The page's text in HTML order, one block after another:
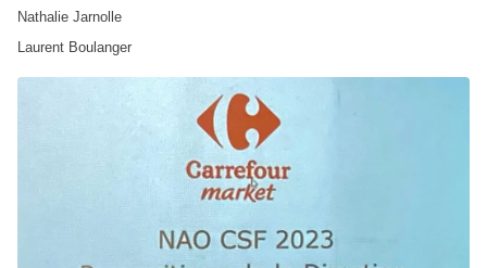
Nathalie Jarnolle
Laurent Boulanger